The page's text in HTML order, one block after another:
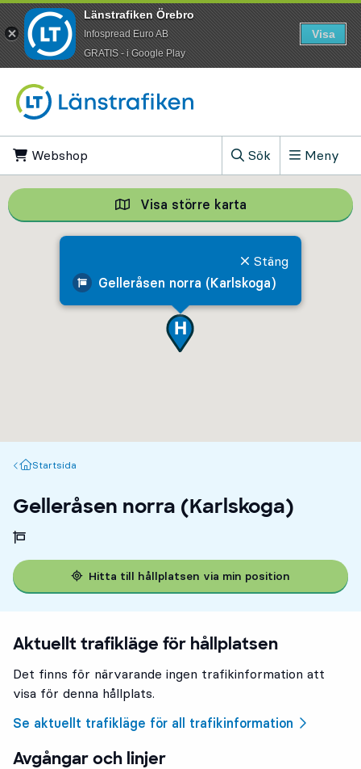
Webshop
Sök
, Visa sökfältet
Meny
Gelleråsen norra (Karlskoga)
Stäng
Visa större karta Visa större
Startsida
Startsida
Gelleråsen norra (Karlskoga)
Hitta till hållplatsen via min position
Aktuellt trafikläge för hållplatsen
Det finns för närvarande ingen trafikinformation att
visa för denna hållplats.
Se aktuellt trafikläge för all trafikinformation
Avgångar och linjer
Länstrafiken Örebro
Infospread Euro AB
​GRATIS - i Google Play
Visa